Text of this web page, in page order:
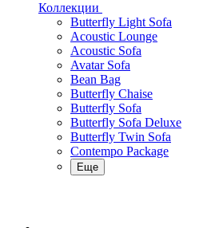
Коллекции
Butterfly Light Sofa
Acoustic Lounge
Acoustic Sofa
Avatar Sofa
Bean Bag
Butterfly Chaise
Butterfly Sofa
Butterfly Sofa Deluxe
Butterfly Twin Sofa
Contempo Package
Еще